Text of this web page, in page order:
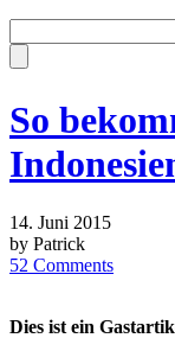
So
14. Juni 2015
by Patrick
52 Comments
Dies ist ein